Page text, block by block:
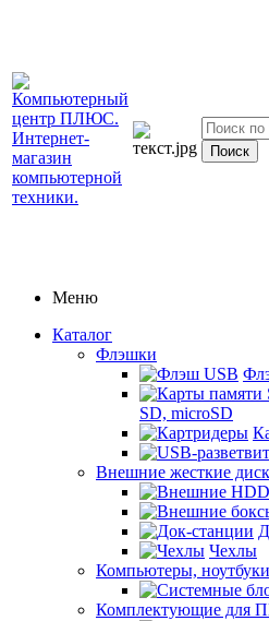
Меню
Каталог
Флэшки
SD, microSD
Внешние жесткие
Чехлы
Компьютеры,
Комплектующие для